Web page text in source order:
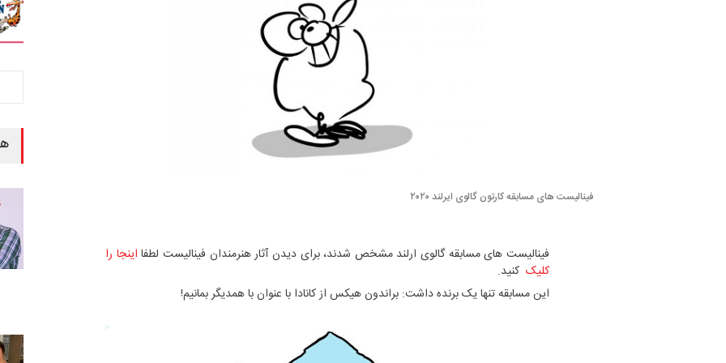
فینالیست های مسابقه کارتون گالوی ایرلند ۲۰۲۰
فینالیست های مسابقه گالوی ارلند مشخص شدند، برای دیدن آثار هنرمندان فینالیست لطفا اینجا را
کلیک کنید.
این مسابقه تنها یک برنده داشت: براندون هیکس از کانادا با عنوان با همدیگر بمانیم!